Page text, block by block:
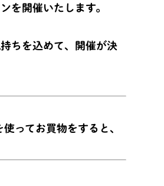
を開催いたします。
ちを込めて、開催が決
ってお買物をすると、